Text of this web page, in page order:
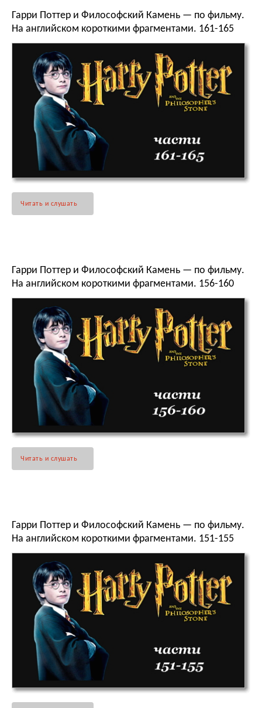
Гарри Поттер и Философский Камень — по фильму.
На английском короткими фрагментами. 161-165
Читать и слушать
Гарри Поттер и Философский Камень — по фильму.
На английском короткими фрагментами. 156-160
Читать и слушать
Гарри Поттер и Философский Камень — по фильму.
На английском короткими фрагментами. 151-155